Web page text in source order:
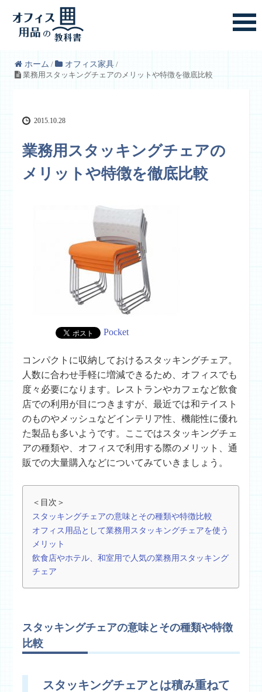
ホーム / オフィス家具 /
業務用スタッキングチェアのメリットや特徴を徹底比較
2015.10.28
業務用スタッキングチェアの
メリットや特徴を徹底比較
Pocket
コンパクトに収納しておけるスタッキングチェア。
人数に合わせ手軽に増減できるため、オフィスでも
度々必要になります。レストランやカフェなど飲食
店での利用が目につきますが、最近では和テイスト
のものやメッシュなどインテリア性、機能性に優れ
た製品も多いようです。ここではスタッキングチェ
アの種類や、オフィスで利用する際のメリット、通
販での大量購入などについてみていきましょう。
＜目次＞
スタッキングチェアの意味とその種類や特徴比較
オフィス用品として業務用スタッキングチェアを使う
メリット
飲食店やホテル、和室用で人気の業務用スタッキング
チェア
スタッキングチェアの意味とその種類や特徴
比較
スタッキングチェアとは積み重ねて